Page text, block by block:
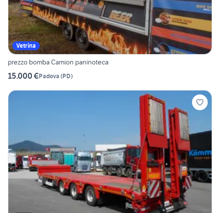
Vetrina
prezzo bomba Camion paninoteca
15.000 €Padova (PD)